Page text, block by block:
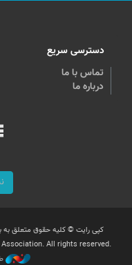
دسترسی سریع
تماس با ما
درباره ما
کپی رایت © کلیه حقوق متعلق به
All rights reserved.